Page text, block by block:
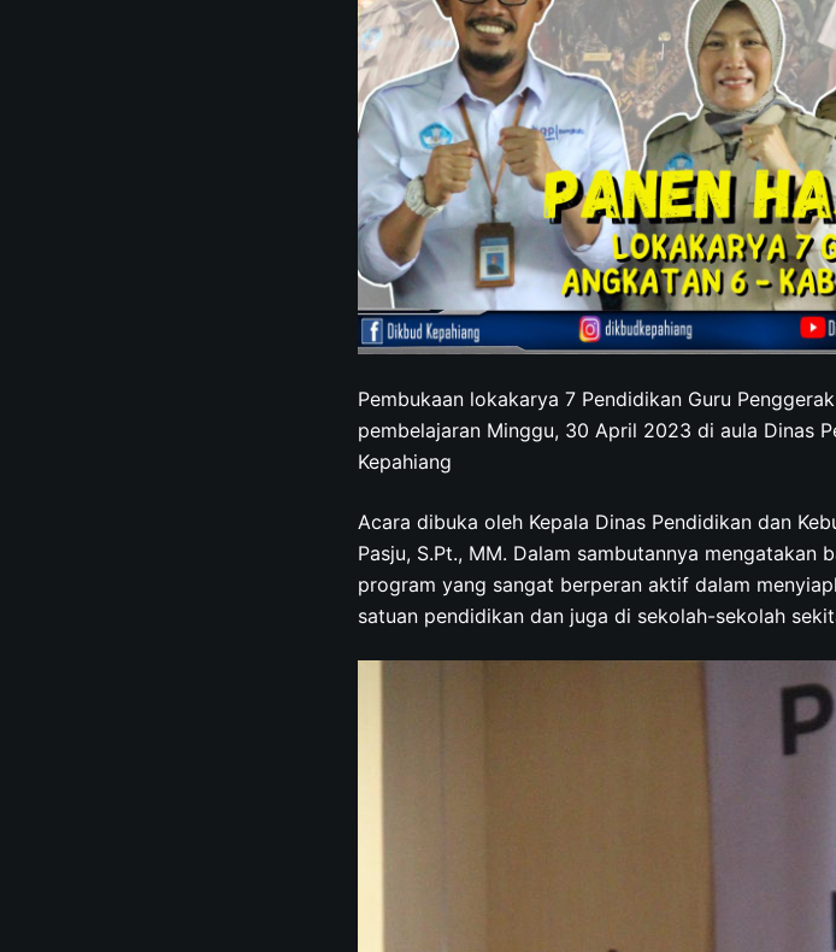
Pembukaan lokakarya 7 Pendidikan Guru
pembelajaran Minggu, 30 April 2023 di aula Dinas
Kepahiang
Acara dibuka oleh Kepala Dinas Pendidikan dan
Pasju, S.Pt., MM. Dalam sambutannya
program yang sangat berperan aktif dalam
satuan pendidikan dan juga di sekolah-sekolah